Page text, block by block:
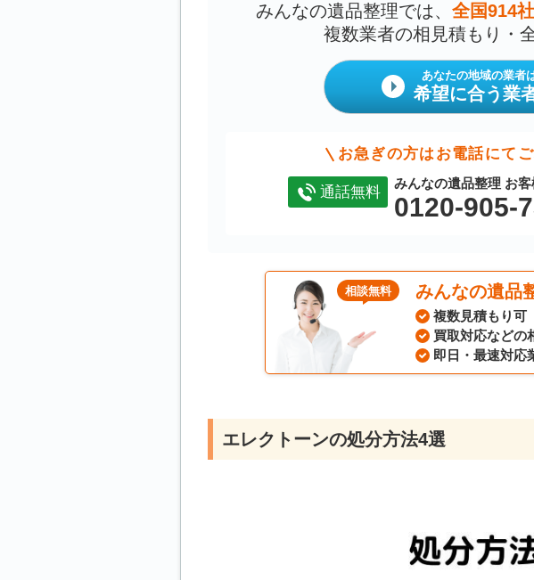
みんなの遺品整理では、 全国914社
複数業者の相見積もり・
あなたの地域の業者
希望に合う業
お急ぎの方はお電話にて
通話無料 みんなの遺品整理 お客
0120-905-
みんなの遺品
相談無料
複数見積もり可
買取対応など
即日・最速対応
エレクトーンの処分方法4選